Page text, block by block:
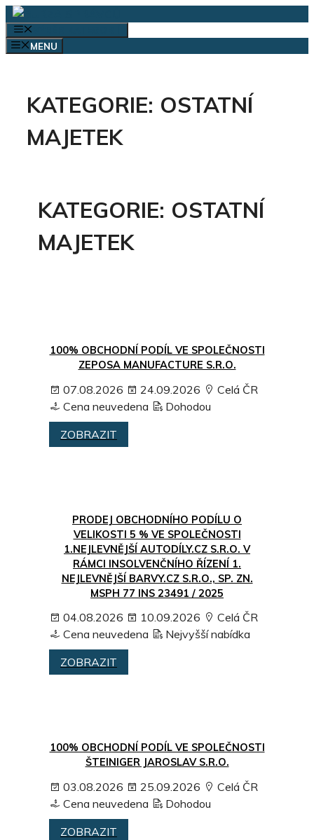
Přeskočit
na
obsahMENU
KATEGORIE: OSTATNÍ
MAJETEK
KATEGORIE: OSTATNÍ
MAJETEK
100% OBCHODNÍ PODÍL VE SPOLEČNOSTI
ZEPOSA MANUFACTURE S.R.O.
07.08.2026 24.09.2026
Celá ČR
Cena neuvedena
Dohodou
ZOBRAZIT
PRODEJ OBCHODNÍHO PODÍLU O
VELIKOSTI 5 % VE SPOLEČNOSTI
1.NEJLEVNĚJŠÍ AUTODÍLY.CZ S.R.O. V
RÁMCI INSOLVENČNÍHO ŘÍZENÍ 1.
NEJLEVNĚJŠÍ BARVY.CZ S.R.O., SP. ZN.
MSPH 77 INS 23491 / 2025
04.08.2026 10.09.2026
Celá ČR
Cena neuvedena
Nejvyšší nabídka
ZOBRAZIT
100% OBCHODNÍ PODÍL VE SPOLEČNOSTI
ŠTEINIGER JAROSLAV S.R.O.
03.08.2026 25.09.2026
Celá ČR
Cena neuvedena
Dohodou
ZOBRAZIT